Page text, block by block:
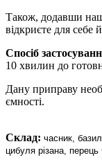
Також, додавши
відкриєте для себе
Спосіб
10 хвилин до
Дану приправу
ємності.
Склад: часник,
цибуля різана,